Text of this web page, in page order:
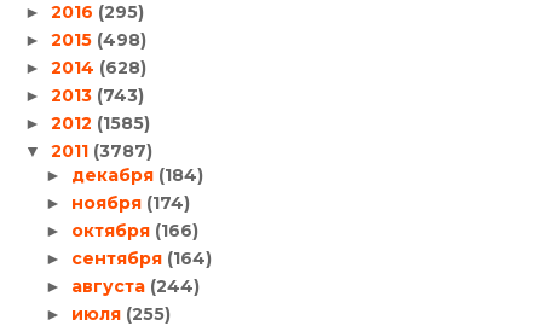
► 2016 (295)
► 2015 (498)
► 2014 (628)
► 2013 (743)
► 2012 (1585)
▼ 2011 (3787)
► декабря (184)
► ноября (174)
► октября (166)
► сентября (164)
► августа (244)
► июля (255)